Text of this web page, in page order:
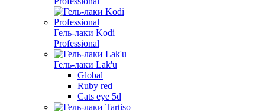
Гель-лаки Kodi
Professional
Гель-лаки Lak'u
Global
Ruby red
Cats eye 5d